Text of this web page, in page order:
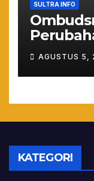
SULTRA INFO
Lewat
AGUSTUS 5,
KATEGORI